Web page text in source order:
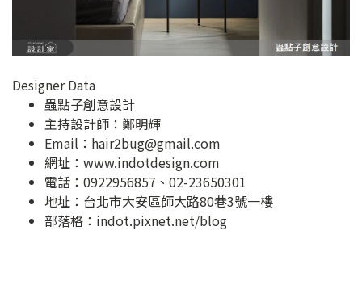
Designer Data
蟲點子創意設計
主持設計師：鄭明輝
Email： hair2bug@gmail.com
網址： www.indotdesign.com
電話：0922956857、02-23650301
地址： 台北市大安區師大路80巷3號一樓
部落格： indot.pixnet.net/blog